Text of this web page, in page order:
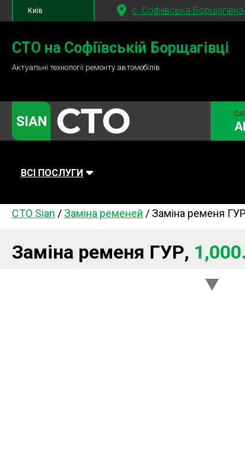
Київ c. Софіївська
+380 95781-84-84
+380 98791-84-84
СТО на Софіївській Борщагівці
Актуальні технології ремонту автомобілів
ВСІ ПОСЛУГИ
Автомийка Планове ТО
Гальмівна система Заміна Ременей
СТО Sian / Заміна ременей / Заміна ременя ГУР
Заміна ременя ГУР,